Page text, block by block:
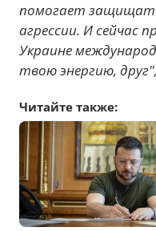
помогает
агрессии. И сейчас
Украине
твою энергию, друг",
Читайте также: